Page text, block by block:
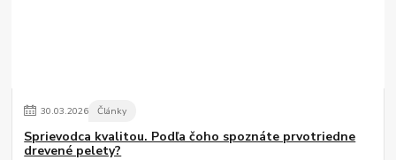
30.03.2026 Články
Sprievodca kvalitou. Podľa čoho spoznáte prvotriedne
drevené pelety?